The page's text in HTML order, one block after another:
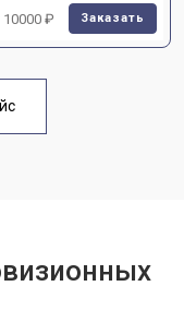
10000 ₽ Заказать